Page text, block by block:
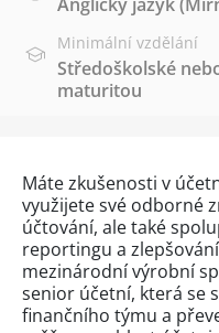
Minimální vzdělání
Středoškolské
maturitou
Máte zkušenosti v
využijete své odborné
účtování, ale také
reportingu a
mezinárodní výrobní
senior účetní, která se
finančního týmu a